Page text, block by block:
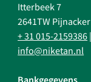
Itterbeek 7
2641TW Pijnacker
+ 31 015-2159386
info@niketan.nl